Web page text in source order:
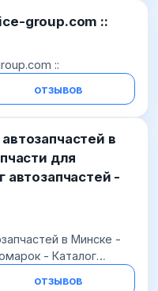
group.com ::
::
отзывов
в
для
автозапчастей -
в Минске -
- Каталог
отзывов